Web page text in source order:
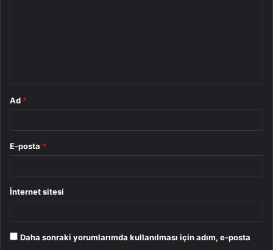
Ad *
E-posta *
İnternet sitesi
Daha sonraki yorumlarımda kullanılması için adım, e-posta